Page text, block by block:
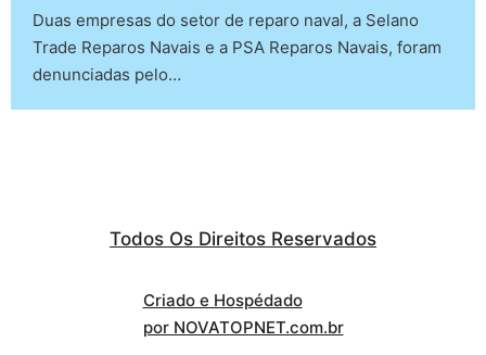
Duas empresas do setor de reparo naval, a Selano
Trade Reparos Navais e a PSA Reparos Navais, foram
denunciadas pelo…
Todos Os Direitos Reservados
Criado e Hospédado
por NOVATOPNET.com.br